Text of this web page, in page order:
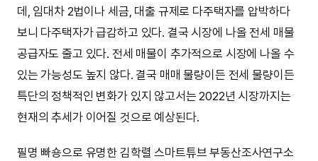
데, 임대차 2법이나 세금, 대출 규제로 다주택자를 압박하다
보니 다주택자가 급감하고 있다. 결국 시장에 나올 전세 매물
공급자도 줄고 있다. 전세 매물이 추가적으로 시장에 나올 수
있는 가능성도 높지 않다. 결국 매매 물량이든 전세 물량이든
특단의 정책적인 변화가 있지 않고서는 2022년 시장까지는
현재의 추세가 이어질 것으로 예상된다.
필명 빠숑으로 유명한 김학렬 스마트튜브 부동산조사연구소